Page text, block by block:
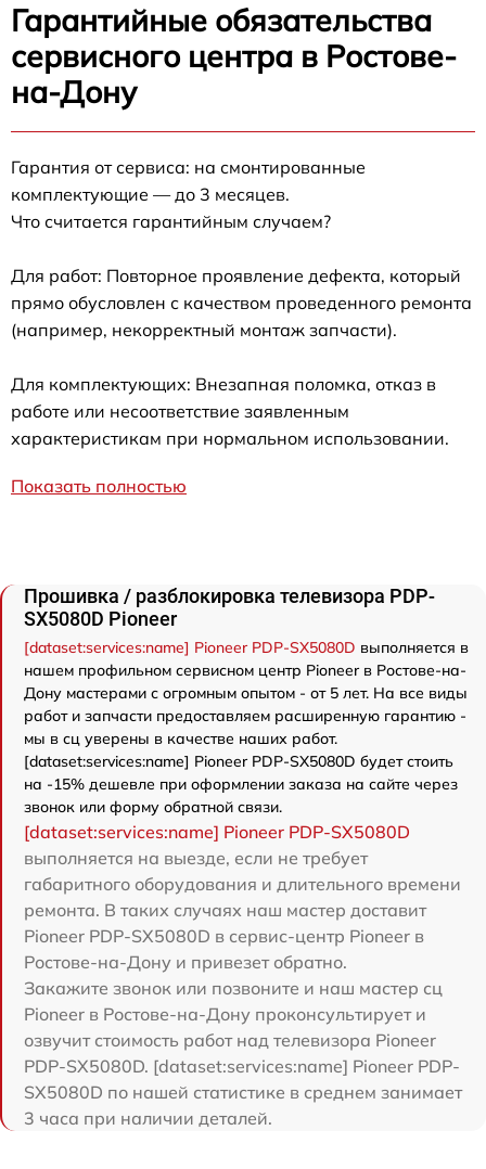
Гарантийные обязательства
сервисного центра в Ростове-
на-Дону
Гарантия от сервиса: на смонтированные
комплектующие — до 3 месяцев.
Что считается гарантийным случаем?
Для работ: Повторное проявление дефекта, который
прямо обусловлен с качеством проведенного ремонта
(например, некорректный монтаж запчасти).
Для комплектующих: Внезапная поломка, отказ в
работе или несоответствие заявленным
характеристикам при нормальном использовании.
Показать полностью
Прошивка / разблокировка телевизора PDP-
SX5080D Pioneer
[dataset:services:name] Pioneer PDP-SX5080D выполняется в
нашем профильном сервисном центр Pioneer в Ростове-на-
Дону мастерами с огромным опытом - от 5 лет. На все виды
работ и запчасти предоставляем расширенную гарантию -
мы в сц уверены в качестве наших работ.
[dataset:services:name] Pioneer PDP-SX5080D будет стоить
на -15% дешевле при оформлении заказа на сайте через
звонок или форму обратной связи.
[dataset:services:name] Pioneer PDP-SX5080D
выполняется на выезде, если не требует
габаритного оборудования и длительного времени
ремонта. В таких случаях наш мастер доставит
Pioneer PDP-SX5080D в сервис-центр Pioneer в
Ростове-на-Дону и привезет обратно.
Закажите звонок или позвоните и наш мастер сц
Pioneer в Ростове-на-Дону проконсультирует и
озвучит стоимость работ над телевизора Pioneer
PDP-SX5080D. [dataset:services:name] Pioneer PDP-
SX5080D по нашей статистике в среднем занимает
3 часа при наличии деталей.